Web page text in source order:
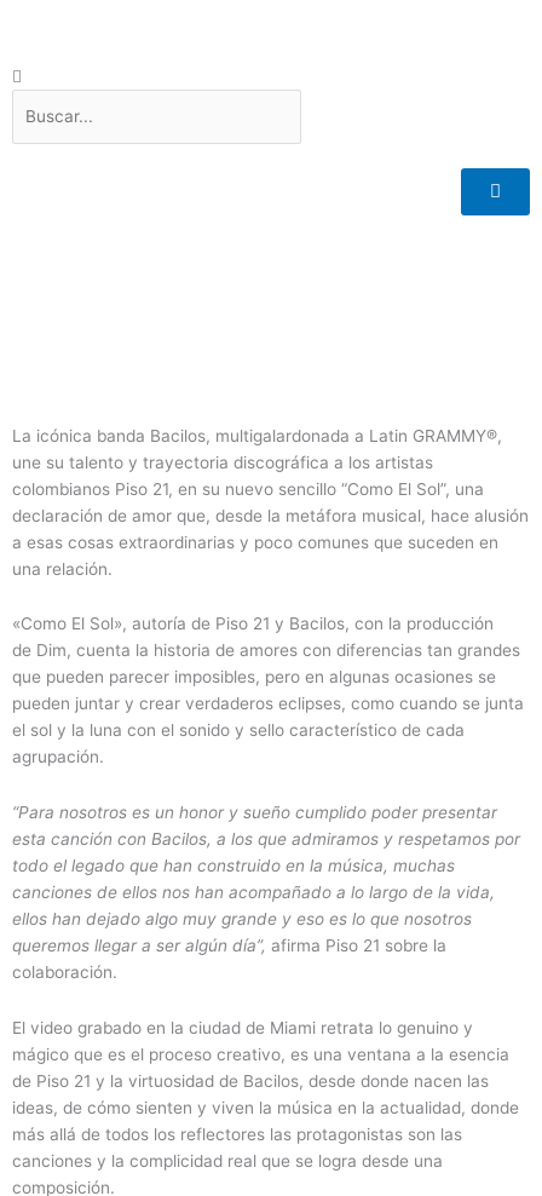
Search
La icónica banda Bacilos, multigalardonada a Latin GRAMMY®,
une su talento y trayectoria discográfica a los artistas
colombianos Piso 21, en su nuevo sencillo “Como El Sol”, una
declaración de amor que, desde la metáfora musical, hace alusión
a esas cosas extraordinarias y poco comunes que suceden en
una relación.
«Como El Sol», autoría de Piso 21 y Bacilos, con la producción
de Dim, cuenta la historia de amores con diferencias tan grandes
que pueden parecer imposibles, pero en algunas ocasiones se
pueden juntar y crear verdaderos eclipses, como cuando se junta
el sol y la luna con el sonido y sello característico de cada
agrupación.
“Para nosotros es un honor y sueño cumplido poder presentar
esta canción con Bacilos, a los que admiramos y respetamos por
todo el legado que han construido en la música, muchas
canciones de ellos nos han acompañado a lo largo de la vida,
ellos han dejado algo muy grande y eso es lo que nosotros
queremos llegar a ser algún día”, afirma Piso 21 sobre la
colaboración.
El video grabado en la ciudad de Miami retrata lo genuino y
mágico que es el proceso creativo, es una ventana a la esencia
de Piso 21 y la virtuosidad de Bacilos, desde donde nacen las
ideas, de cómo sienten y viven la música en la actualidad, donde
más allá de todos los reflectores las protagonistas son las
canciones y la complicidad real que se logra desde una
composición.